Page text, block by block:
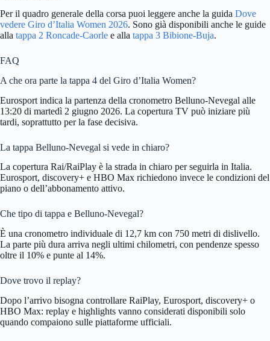
Per il quadro generale della corsa puoi leggere anche la guida Dove
vedere Giro d’Italia Women 2026. Sono già disponibili anche le guide
alla tappa 2 Roncade-Caorle e alla tappa 3 Bibione-Buja.
FAQ
A che ora parte la tappa 4 del Giro d’Italia Women?
Eurosport indica la partenza della cronometro Belluno-Nevegal alle
13:20 di martedì 2 giugno 2026. La copertura TV può iniziare più
tardi, soprattutto per la fase decisiva.
La tappa Belluno-Nevegal si vede in chiaro?
La copertura Rai/RaiPlay è la strada in chiaro per seguirla in Italia.
Eurosport, discovery+ e HBO Max richiedono invece le condizioni del
piano o dell’abbonamento attivo.
Che tipo di tappa e Belluno-Nevegal?
È una cronometro individuale di 12,7 km con 750 metri di dislivello.
La parte più dura arriva negli ultimi chilometri, con pendenze spesso
oltre il 10% e punte al 14%.
Dove trovo il replay?
Dopo l’arrivo bisogna controllare RaiPlay, Eurosport, discovery+ o
HBO Max: replay e highlights vanno considerati disponibili solo
quando compaiono sulle piattaforme ufficiali.